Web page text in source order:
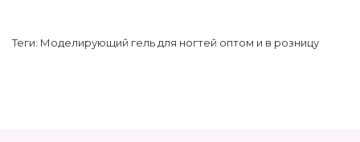
Теги: Моделирующий гель для ногтей оптом и в розницу